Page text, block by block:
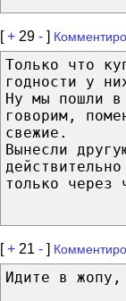
[+ 29 - ]
Только что
годности у
Ну мы пошли в
говорим,
свежие.
Вынесли
только через
[+ 21 - ]
Идите в жопу,